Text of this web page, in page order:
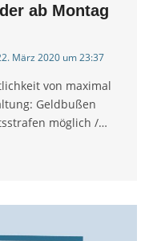
ab Montag
März 2020 um 23:37
von maximal
Geldbußen
möglich /…